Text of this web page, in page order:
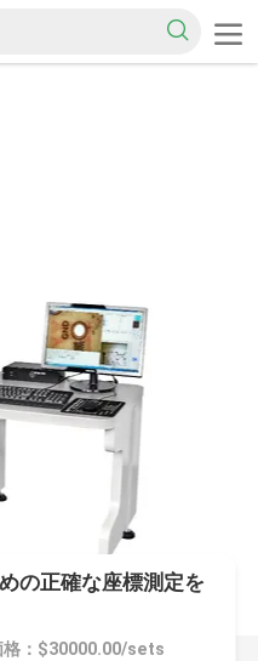
の正確な座標測定を
格：$30000.00/sets